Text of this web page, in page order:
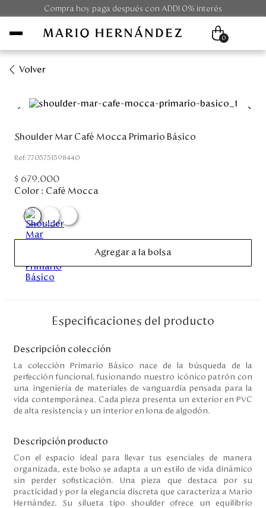
Compra hoy paga después con ADDI 0% interés
Unisex
Viaje
Colecciones
Disney
Mi cuenta
Blog
Servicio al cliente
Nuestras Tiendas
Costa Rica
Panamá
USA
Venezuela
0
Volver
Shoulder Mar Café Mocca Primario Básico
:7705751598440
$ 679.000
Color : Café Mocca
Agregar a la bolsa
Especificaciones del producto
Descripción colección
La colección Primario Básico nace de la búsqueda de la
perfección funcional, fusionando nuestro icónico patrón con
una ingeniería de materiales de vanguardia pensada para la
vida contemporánea. Cada pieza presenta un exterior en PVC
de alta resistencia y un interior en lona de algodón.
Descripción producto
Con el espacio ideal para llevar tus esenciales de manera
organizada, este bolso se adapta a un estilo de vida dinámico
sin perder sofisticación. Una pieza que destaca por su
practicidad y por la elegancia discreta que caracteriza a Mario
Hernández. Su silueta tipo shoulder ofrece un equilibrio